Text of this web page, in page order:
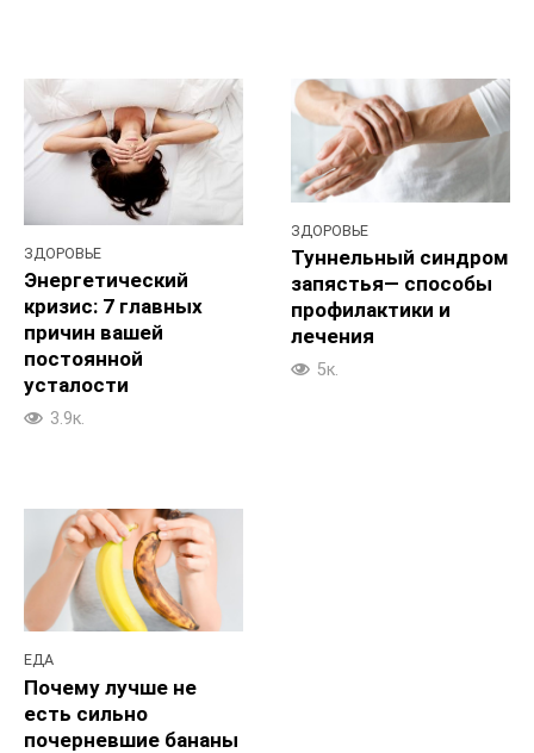
ЗДОРОВЬЕ
Энергетический
кризис: 7 главных
причин вашей
постоянной
усталости
3.9к.
ЗДОРОВЬЕ
Туннельный синдром
запястья— способы
профилактики и
лечения
5к.
ЕДА
Почему лучше не
есть сильно
почерневшие бананы